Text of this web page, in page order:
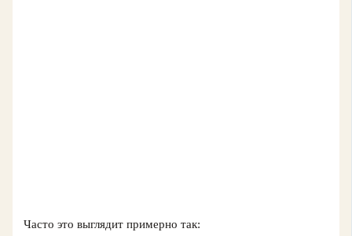
Часто это выглядит примерно так: